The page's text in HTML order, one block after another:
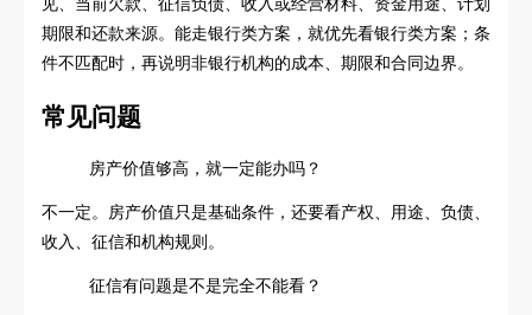
期限和还款来源。能走银行类方案，就优先看银行类方案；条
件不匹配时，再说明非银行机构的成本、期限和合同边界。
常见问题
房产价值够高，就一定能办吗？
不一定。房产价值只是基础条件，还要看产权、用途、负债、
收入、征信和机构规则。
征信有问题是不是完全不能看？